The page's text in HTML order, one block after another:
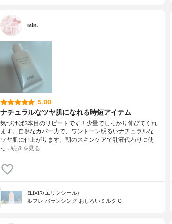
min.
5.00
ナチュラルなツヤ肌になれる時短アイテム
気づけば3本目のリピートです！少量でしっかり伸びてくれ
ます。自然なカバー力で、ワントーン明るいナチュラルな
ツヤ肌に仕上がります。朝のスキンケアで乳液代わりに使
っ…続きを見る
ELIXIR(エリクシール)
ルフレ バランシング おしろいミルク C